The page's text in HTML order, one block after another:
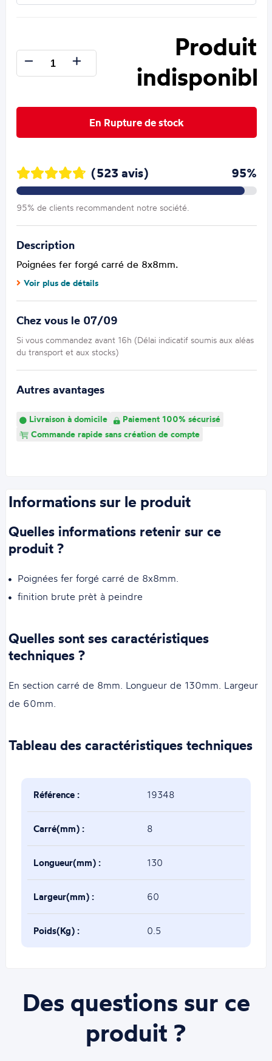
Produit
indisponible
En Rupture de stock
(523 avis) 95%
95% de clients recommandent notre société.
Description
Poignées fer forgé carré de 8x8mm.
Voir plus de détails
Chez vous le 07/09
Si vous commandez avant 16h (Délai indicatif soumis aux aléas
du transport et aux stocks)
Autres avantages
Livraison à domicile
Paiement 100% sécurisé
Commande rapide sans création de compte
Informations sur le produit
Quelles informations retenir sur ce
produit ?
Poignées fer forgé carré de 8x8mm.
finition brute prèt à peindre
Quelles sont ses caractéristiques
techniques ?
En section carré de 8mm. Longueur de 130mm. Largeur
de 60mm.
Tableau des caractéristiques techniques
Référence : 19348
Carré(mm) : 8
Longueur(mm) : 130
Largeur(mm) : 60
Poids(Kg) : 0.5
Des questions sur ce
produit ?